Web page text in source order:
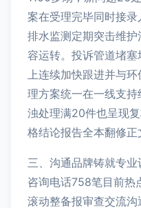
案在受理完毕同时接
排水监测定期突击维
容运转。投诉管道堵
上连续加快跟进并与
理方案统一在一线支
浊处理满20件也呈现
格结论报告全本翻修正
三、沟通品牌铸就专
咨询电话758笔目前热
滚动整备报审查交流